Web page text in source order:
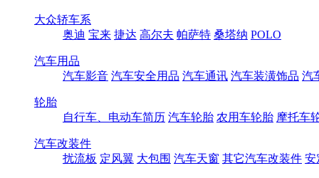
大众轿车系
奥迪 宝来 捷达 高尔夫 帕萨特 桑塔纳 POLO
汽车用品
汽车影音 汽车安全用品 汽车通讯 汽车装潢饰品 汽
轮胎
自行车、电动车简历 汽车轮胎 农用车轮胎 摩托车
汽车改装件
扰流板 定风翼 大包围 汽车天窗 其它汽车改装件 安